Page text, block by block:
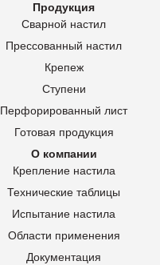
Продукция
Сварной настил
Прессованный настил
Крепеж
Ступени
Перфорированный лист
Готовая продукция
О компании
Крепление настила
Технические таблицы
Испытание настила
Области применения
Документация